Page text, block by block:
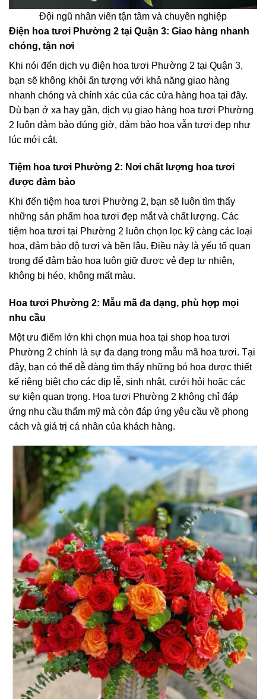
Đội ngũ nhân viên tận tâm và chuyên nghiệp
Điện hoa tươi Phường 2 tại Quận 3: Giao hàng nhanh
chóng, tận nơi
Khi nói đến dịch vụ điện hoa tươi Phường 2 tại Quận 3,
bạn sẽ không khỏi ấn tượng với khả năng giao hàng
nhanh chóng và chính xác của các cửa hàng hoa tại đây.
Dù bạn ở xa hay gần, dịch vụ giao hàng hoa tươi Phường
2 luôn đảm bảo đúng giờ, đảm bảo hoa vẫn tươi đẹp như
lúc mới cắt.
Tiệm hoa tươi Phường 2: Nơi chất lượng hoa tươi
được đảm bảo
Khi đến tiệm hoa tươi Phường 2, bạn sẽ luôn tìm thấy
những sản phẩm hoa tươi đẹp mắt và chất lượng. Các
tiệm hoa tươi tại Phường 2 luôn chọn lọc kỹ càng các loại
hoa, đảm bảo độ tươi và bền lâu. Điều này là yếu tố quan
trọng để đảm bảo hoa luôn giữ được vẻ đẹp tự nhiên,
không bị héo, không mất màu.
Hoa tươi Phường 2: Mẫu mã đa dạng, phù hợp mọi
nhu cầu
Một ưu điểm lớn khi chọn mua hoa tại shop hoa tươi
Phường 2 chính là sự đa dạng trong mẫu mã hoa tươi. Tại
đây, bạn có thể dễ dàng tìm thấy những bó hoa được thiết
kế riêng biệt cho các dịp lễ, sinh nhật, cưới hỏi hoặc các
sự kiện quan trọng. Hoa tươi Phường 2 không chỉ đáp
ứng nhu cầu thẩm mỹ mà còn đáp ứng yêu cầu về phong
cách và giá trị cá nhân của khách hàng.